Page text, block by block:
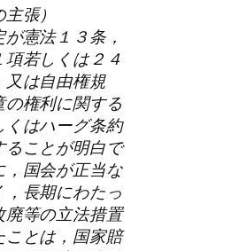
張）
憲法１３条，
項若しくは２４
又は自由権規
権利に関する
くはハーグ条約
ることが明白で
，国会が正当な
長期にわたっ
廃等の立法措置
ことは，国家賠